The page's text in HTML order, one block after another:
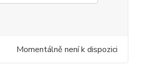
Momentálně není k dispozici